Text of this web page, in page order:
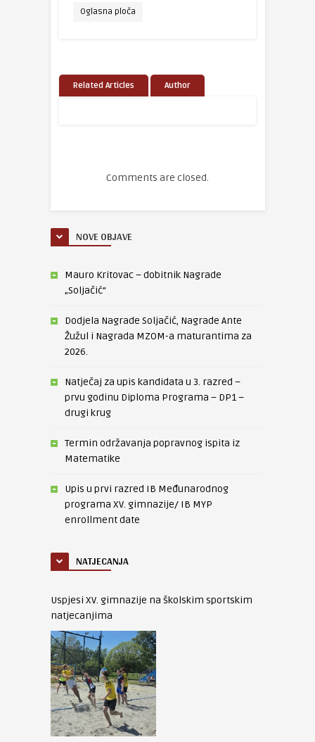
Oglasna ploča
Related Articles Author
Comments are closed.
NOVE OBJAVE
Mauro Kritovac – dobitnik Nagrade
„Soljačić“
Dodjela Nagrade Soljačić, Nagrade Ante
Žužul i Nagrada MZOM-a maturantima za
2026.
Natječaj za upis kandidata u 3. razred –
prvu godinu Diploma Programa – DP1 –
drugi krug
Termin održavanja popravnog ispita iz
Matematike
Upis u prvi razred IB Međunarodnog
programa XV. gimnazije/ IB MYP
enrollment date
NATJECANJA
Uspjesi XV. gimnazije na školskim sportskim
natjecanjima